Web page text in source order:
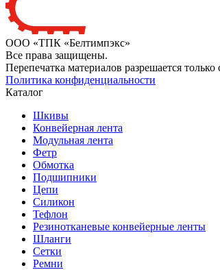
ООО «ТПК «Белтимпэкс»
Все права защищены.
Перепечатка материалов разрешается
Политика конфиденциальности
Каталог
Шкивы
Конвейерная лента
Модульная лента
Фетр
Обмотка
Подшипники
Цепи
Силикон
Тефлон
Резинотканевые конвейерные ленты
Шланги
Сетки
Ремни